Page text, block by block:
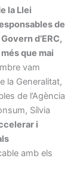
la Llei
de
d’ERC,
que mai
vam
la Generalitat,
de l’Agència
Sílvia
i
amb els